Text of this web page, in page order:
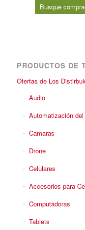
Busque
PRODUCTOS DE
Ofertas de Los
Audio
Automatización del
Camaras
Drone
Celulares
Accesorios para
Computadoras
Tablets